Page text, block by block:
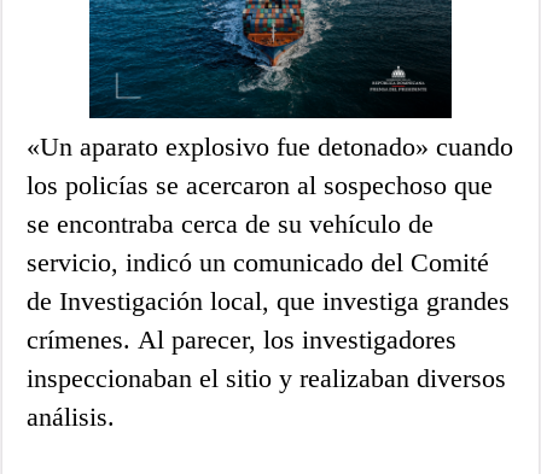
«Un aparato explosivo fue detonado» cuando
los policías se acercaron al sospechoso que
se encontraba cerca de su vehículo de
servicio, indicó un comunicado del Comité
de Investigación local, que investiga grandes
crímenes. Al parecer, los investigadores
inspeccionaban el sitio y realizaban diversos
análisis.